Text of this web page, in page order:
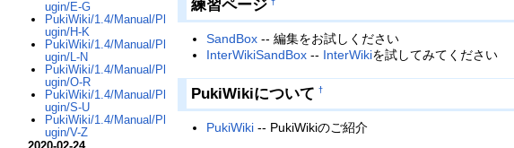
練習ページ
SandBox-- 編集をお試しください
InterWikiSandBox-- InterWikiを試してみてください
PukiWikiについて †
PukiWiki-- PukiWikiのご紹介
ugin/E-G
PukiWiki/1.4/Manual/Pl
ugin/H-K
PukiWiki/1.4/Manual/Pl
ugin/L-N
PukiWiki/1.4/Manual/Pl
ugin/O-R
PukiWiki/1.4/Manual/Pl
ugin/S-U
PukiWiki/1.4/Manual/Pl
ugin/V-Z